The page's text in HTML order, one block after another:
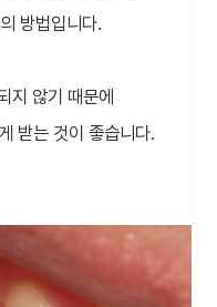
방법입니다.
지 않기 때문에
받는 것이 좋습니다.